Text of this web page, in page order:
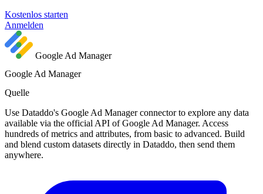
Kostenlos starten
Anmelden
Google Ad Manager
Google Ad Manager
Quelle
Use Dataddo's Google Ad Manager connector to explore any data
available via the official API of Google Ad Manager. Access
hundreds of metrics and attributes, from basic to advanced. Build
and blend custom datasets directly in Dataddo, then send them
anywhere.